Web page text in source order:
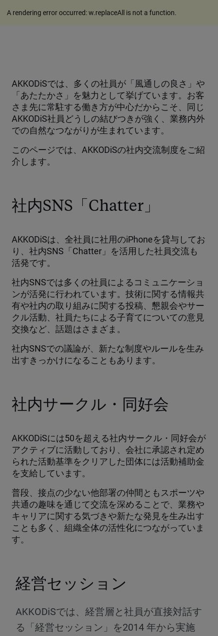
A rendering error occurred:w.replaceAll is not a function.
AKKODiSでは、多くの社員が「風通しの良さ」や
「あたたかさ」を魅力として挙げています。お客
さま先に常駐する働き方が中心だからこそ、同じ
AKKODiS社員どうしの結びつきが強く、業務内外
での自然なつながりが生まれています。
このページでは、AKKODiSの社内交流制度をご紹
介します。
社内SNS「Chatter」
AKKODiSは、全社員に社用のiPhoneを貸与してお
り、社内SNS「Chatter」を活用した社員交流も
活発です。
社内SNSでは多くの社員によるコミュニケーショ
ンが活発に行われています。技術に関する情報共
有や社内の取り組みに関する投稿、懇親会やサー
クル活動、社員たちによる子育てについての意見
交換など、話題はさまざま。
社内SNSでの議論が、新たな制度やルールを生み
出すきっかけになることもあります。
社内サークル・同好会
AKKODiSには50を超える社内サークル・同好会が
アクティブに活動しており、会社に承認され定め
られた活動基準をクリアした団体には活動補助金
を支給しています。
普段、接点の少ない他部署の仲間ともスポーツや
共通の趣味を通じて交流を深めることで、業務や
キャリアに関する気づきや新たな発見を生み出す
ことも多く、組織全体の活性化につながっていま
す。
経営セッション
AKKODiSでは、経営層と社員が直接対話す
る「経営セッション」を2014 年から実施